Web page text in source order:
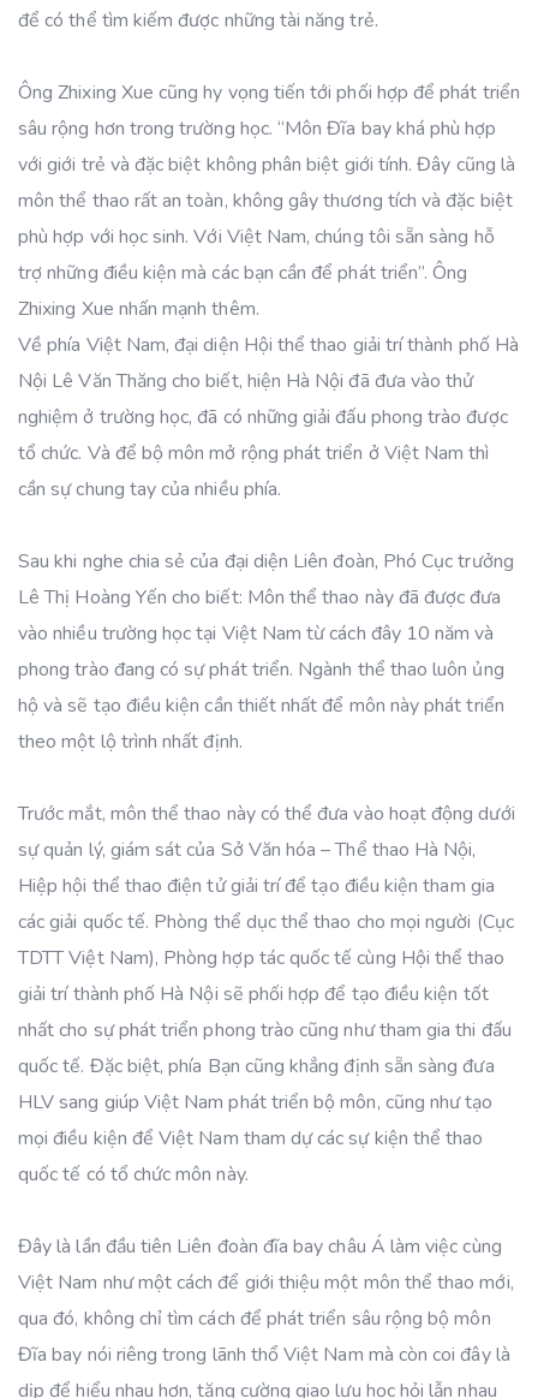
để có thể tìm kiếm được những tài năng trẻ.
Ông Zhixing Xue cũng hy vọng tiến tới phối hợp để phát triển
sâu rộng hơn trong trường học. “Môn Đĩa bay khá phù hợp
với giới trẻ và đặc biệt không phân biệt giới tính. Đây cũng là
môn thể thao rất an toàn, không gây thương tích và đặc biệt
phù hợp với học sinh. Với Việt Nam, chúng tôi sẵn sàng hỗ
trợ những điều kiện mà các bạn cần để phát triển”. Ông
Zhixing Xue nhấn mạnh thêm.
Về phía Việt Nam, đại diện Hội thể thao giải trí thành phố Hà
Nội Lê Văn Thăng cho biết, hiện Hà Nội đã đưa vào thử
nghiệm ở trường học, đã có những giải đấu phong trào được
tổ chức. Và để bộ môn mở rộng phát triển ở Việt Nam thì
cần sự chung tay của nhiều phía.
Sau khi nghe chia sẻ của đại diện Liên đoàn, Phó Cục trưởng
Lê Thị Hoàng Yến cho biết: Môn thể thao này đã được đưa
vào nhiều trường học tại Việt Nam từ cách đây 10 năm và
phong trào đang có sự phát triển. Ngành thể thao luôn ủng
hộ và sẽ tạo điều kiện cần thiết nhất để môn này phát triển
theo một lộ trình nhất định.
Trước mắt, môn thể thao này có thể đưa vào hoạt động dưới
sự quản lý, giám sát của Sở Văn hóa – Thể thao Hà Nội,
Hiệp hội thể thao điện tử giải trí để tạo điều kiện tham gia
các giải quốc tế. Phòng thể dục thể thao cho mọi người (Cục
TDTT Việt Nam), Phòng hợp tác quốc tế cùng Hội thể thao
giải trí thành phố Hà Nội sẽ phối hợp để tạo điều kiện tốt
nhất cho sự phát triển phong trào cũng như tham gia thi đấu
quốc tế. Đặc biệt, phía Bạn cũng khẳng định sẵn sàng đưa
HLV sang giúp Việt Nam phát triển bộ môn, cũng như tạo
mọi điều kiện để Việt Nam tham dự các sự kiện thể thao
quốc tế có tổ chức môn này.
Đây là lần đầu tiên Liên đoàn đĩa bay châu Á làm việc cùng
Việt Nam như một cách để giới thiệu một môn thể thao mới,
qua đó, không chỉ tìm cách để phát triển sâu rộng bộ môn
Đĩa bay nói riêng trong lãnh thổ Việt Nam mà còn coi đây là
dịp để hiểu nhau hơn, tăng cường giao lưu học hỏi lẫn nhau